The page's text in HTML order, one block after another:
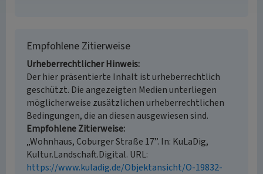
Empfohlene Zitierweise
Urheberrechtlicher Hinweis
Der hier präsentierte Inhalt ist urheberrechtlich
geschützt. Die angezeigten Medien unterliegen
möglicherweise zusätzlichen urheberrechtlichen
Bedingungen, die an diesen ausgewiesen sind.
Empfohlene Zitierweise
„Wohnhaus, Coburger Straße 17”. In: KuLaDig,
Kultur.Landschaft.Digital. URL:
https://www.kuladig.de/Objektansicht/O-19832-